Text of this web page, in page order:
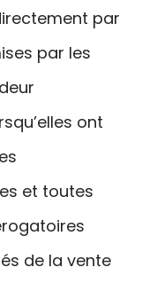
par
par les
ont
et toutes
de la vente